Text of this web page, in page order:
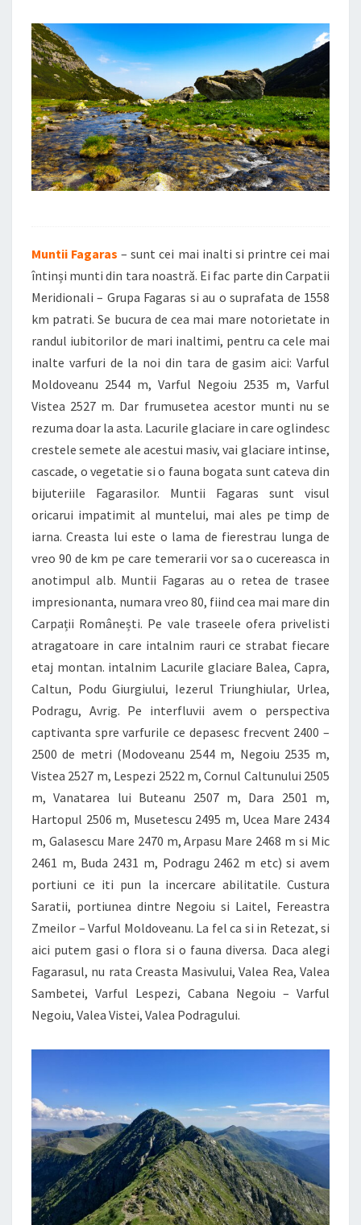
Muntii Fagaras – sunt cei mai inalti si printre cei mai
întinși munti din tara noastră. Ei fac parte din Carpatii
Meridionali – Grupa Fagaras si au o suprafata de 1558
km patrati. Se bucura de cea mai mare notorietate in
randul iubitorilor de mari inaltimi, pentru ca cele mai
inalte varfuri de la noi din tara de gasim aici: Varful
Moldoveanu 2544 m, Varful Negoiu 2535 m, Varful
Vistea 2527 m. Dar frumusetea acestor munti nu se
rezuma doar la asta. Lacurile glaciare in care oglindesc
crestele semete ale acestui masiv, vai glaciare intinse,
cascade, o vegetatie si o fauna bogata sunt cateva din
bijuteriile Fagarasilor. Muntii Fagaras sunt visul
oricarui impatimit al muntelui, mai ales pe timp de
iarna. Creasta lui este o lama de fierestrau lunga de
vreo 90 de km pe care temerarii vor sa o cucereasca in
anotimpul alb. Muntii Fagaras au o retea de trasee
impresionanta, numara vreo 80, fiind cea mai mare din
Carpații Românești. Pe vale traseele ofera privelisti
atragatoare in care intalnim rauri ce strabat fiecare
etaj montan. intalnim Lacurile glaciare Balea, Capra,
Caltun, Podu Giurgiului, Iezerul Triunghiular, Urlea,
Podragu, Avrig. Pe interfluvii avem o perspectiva
captivanta spre varfurile ce depasesc frecvent 2400 –
2500 de metri (Modoveanu 2544 m, Negoiu 2535 m,
Vistea 2527 m, Lespezi 2522 m, Cornul Caltunului 2505
m, Vanatarea lui Buteanu 2507 m, Dara 2501 m,
Hartopul 2506 m, Musetescu 2495 m, Ucea Mare 2434
m, Galasescu Mare 2470 m, Arpasu Mare 2468 m si Mic
2461 m, Buda 2431 m, Podragu 2462 m etc) si avem
portiuni ce iti pun la incercare abilitatile. Custura
Saratii, portiunea dintre Negoiu si Laitel, Fereastra
Zmeilor – Varful Moldoveanu. La fel ca si in Retezat, si
aici putem gasi o flora si o fauna diversa. Daca alegi
Fagarasul, nu rata Creasta Masivului, Valea Rea, Valea
Sambetei, Varful Lespezi, Cabana Negoiu – Varful
Negoiu, Valea Vistei, Valea Podragului.